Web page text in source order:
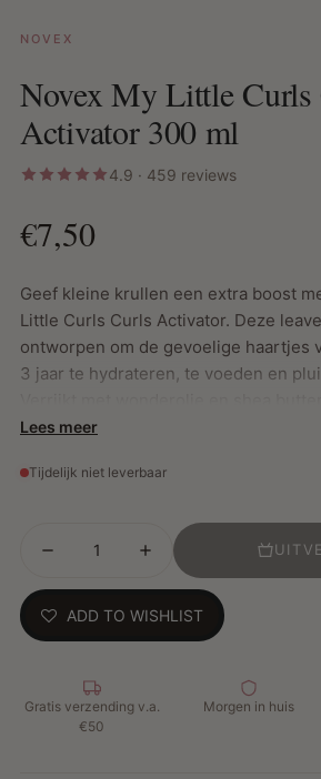
NOVEX
Novex My Little Curls
Activator 300 ml
4.9 · 459 reviews
€7,50
Geef kleine krullen een extra boost
Little Curls Curls Activator. Deze
ontworpen om de gevoelige haartjes
3 jaar te hydrateren, te voeden en
voor langdurig gedefinieerde, zachte
Belangrijkste Kenmerken:
Activeert en definieert krullen
Langdurige krulboost
Hydrateert en geeft een stralende
Vrij van parabenen, siliconen,
Hoe te gebruiken:
Lees meer
Tijdelijk niet leverbaar
ADD TO WISHLIST
Gratis verzending v.a.
€50
Morgen in huis